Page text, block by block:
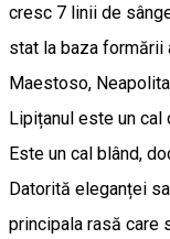
cresc 7 linii de
stat la baza formării
Maestoso,
Lipițanul este un cal
Este un cal blând,
Datorită eleganței
principala rasă care